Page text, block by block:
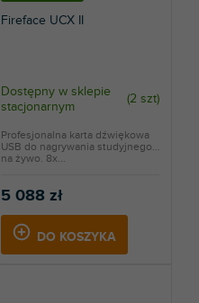
Fireface UCX II
Dostępny w sklepie
stacjonarnym
(2 szt)
5 088 zł
DO KOSZYKA
Profesjonalna karta dźwiękowa
USB do nagrywania studyjnego i
na żywo. 8x...